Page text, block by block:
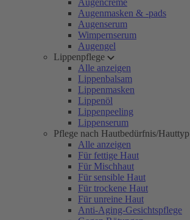
Augencreme
Augenmasken & -pads
Augenserum
Wimpernserum
Augengel
Lippenpflege
Alle anzeigen
Lippenbalsam
Lippenmasken
Lippenöl
Lippenpeeling
Lippenserum
Pflege nach Hautbedürfnis/Hauttyp
Alle anzeigen
Für fettige Haut
Für Mischhaut
Für sensible Haut
Für trockene Haut
Für unreine Haut
Anti-Aging-Gesichtspflege